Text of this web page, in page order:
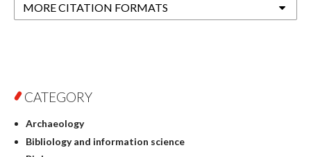
MORE CITATION FORMATS
CATEGORY
Archaeology
Bibliology and information science